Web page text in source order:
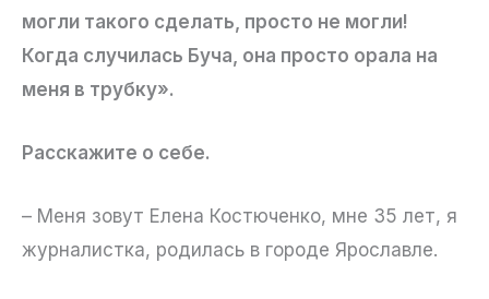
могли такого сделать, просто не могли!
Когда случилась Буча, она просто орала на
меня в трубку».
Расскажите о себе.
– Меня зовут Елена Костюченко, мне 35 лет, я
журналистка, родилась в городе Ярославле.